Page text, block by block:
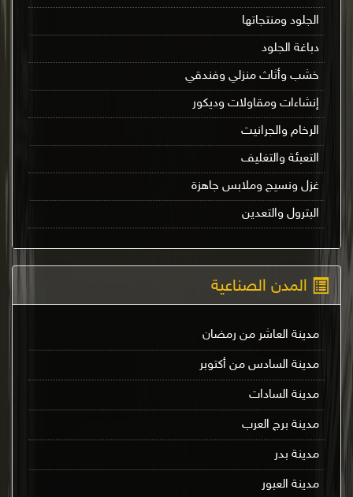
الجلود ومنتجاتها
دباغة الجلود
خشب وأثاث منزلي وفندقي
إنشاءات ومقاولات وديكور
الرخام والجرانيت
التعبئة والتغليف
غزل ونسيج وملابس جاهزة
البترول والتعدين
المدن الصناعية
مدينة العاشر من رمضان
مدينة السادس من أكتوبر
مدينة السادات
مدينة برج العرب
مدينة بدر
مدينة العبور